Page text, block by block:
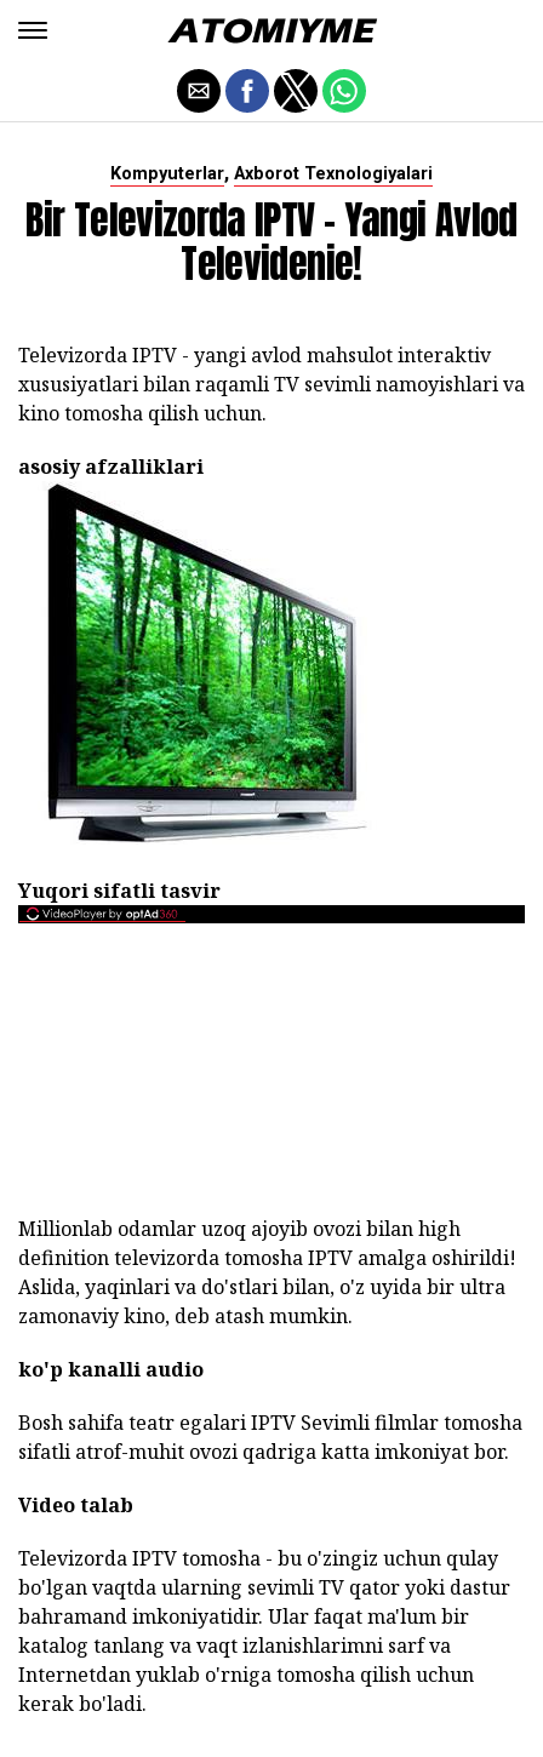
Kompyuterlar, Axborot Texnologiyalari
Bir Televizorda IPTV - Yangi Avlod
Televidenie!
Televizorda IPTV - yangi avlod mahsulot interaktiv
xususiyatlari bilan raqamli TV sevimli namoyishlari va
kino tomosha qilish uchun.
asosiy afzalliklari
Yuqori sifatli tasvir
Millionlab odamlar uzoq ajoyib ovozi bilan high
definition televizorda tomosha IPTV amalga oshirildi!
Aslida, yaqinlari va do'stlari bilan, o'z uyida bir ultra
zamonaviy kino, deb atash mumkin.
ko'p kanalli audio
Bosh sahifa teatr egalari IPTV Sevimli filmlar tomosha
sifatli atrof-muhit ovozi qadriga katta imkoniyat bor.
Video talab
Televizorda IPTV tomosha - bu o'zingiz uchun qulay
bo'lgan vaqtda ularning sevimli TV qator yoki dastur
bahramand imkoniyatidir. Ular faqat ma'lum bir
katalog tanlang va vaqt izlanishlarimni sarf va
Internetdan yuklab o'rniga tomosha qilish uchun
kerak bo'ladi.